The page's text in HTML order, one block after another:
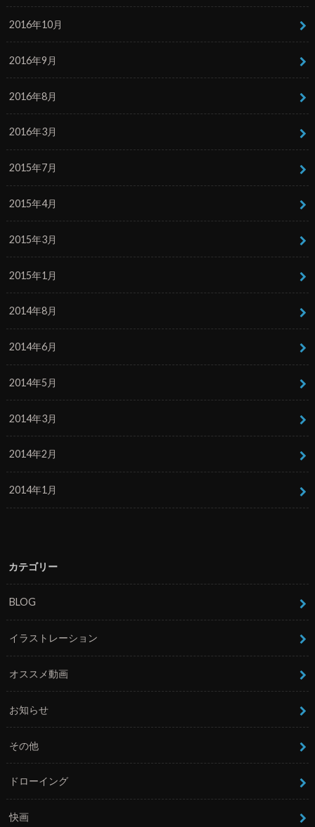
2016年10月
2016年9月
2016年8月
2016年3月
2015年7月
2015年4月
2015年3月
2015年1月
2014年8月
2014年6月
2014年5月
2014年3月
2014年2月
2014年1月
カテゴリー
BLOG
イラストレーション
オススメ動画
お知らせ
その他
ドローイング
快画